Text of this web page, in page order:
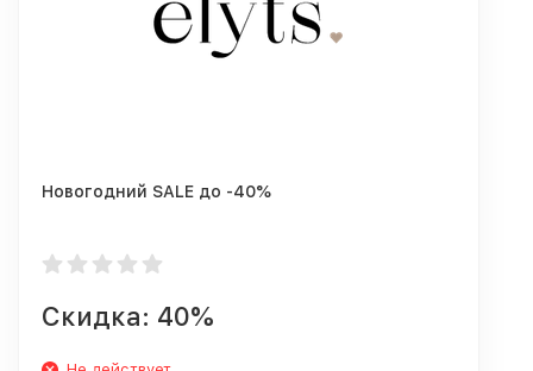
Новогодний SALE до -40%
Скидка: 40%